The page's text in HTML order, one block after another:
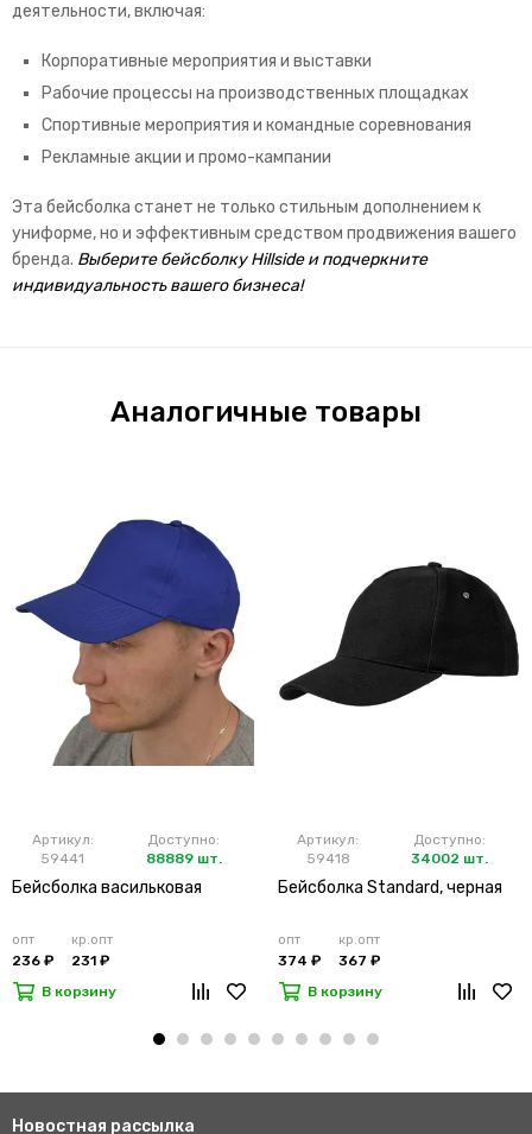
деятельности, включая:
Корпоративные мероприятия и выставки
Рабочие процессы на производственных площадках
Спортивные мероприятия и командные соревнования
Рекламные акции и промо-кампании
Эта бейсболка станет не только стильным дополнением к
униформе, но и эффективным средством продвижения вашего
бренда. Выберите бейсболку Hillside и подчеркните
индивидуальность вашего бизнеса!
Аналогичные товары
Артикул:
59441
Доступно:
88889 шт.
Бейсболка васильковая
опт
236 ₽
кр.опт
231 ₽
В корзину
Артикул:
59418
Доступно:
34002 шт.
Бейсболка Standard, черная
опт
374 ₽
кр.опт
367 ₽
В корзину
Новостная рассылка